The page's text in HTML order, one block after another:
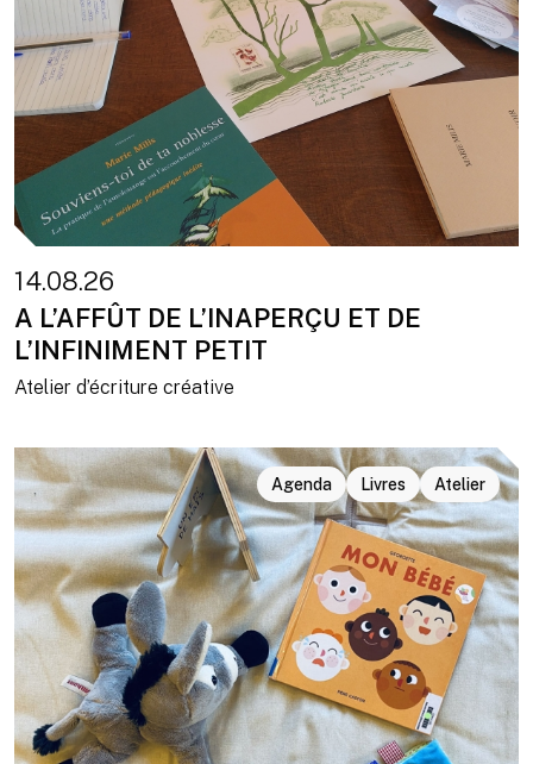
14.08.26
A L’AFFÛT DE L’INAPERÇU ET DE
L’INFINIMENT PETIT
Atelier d’écriture créative
Agenda Livres Atelier